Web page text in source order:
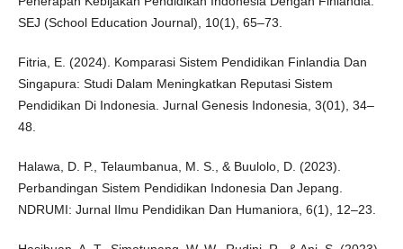
SEJ (School Education Journal), 10(1), 65–73.
Fitria, E. (2024). Komparasi Sistem Pendidikan Finlandia Dan
Singapura: Studi Dalam Meningkatkan Reputasi Sistem
Pendidikan Di Indonesia. Jurnal Genesis Indonesia, 3(01), 34–
48.
Halawa, D. P., Telaumbanua, M. S., & Buulolo, D. (2023).
Perbandingan Sistem Pendidikan Indonesia Dan Jepang.
NDRUMI: Jurnal Ilmu Pendidikan Dan Humaniora, 6(1), 12–23.